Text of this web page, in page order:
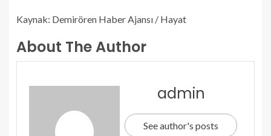
Kaynak: Demirören Haber Ajansı / Hayat
About The Author
admin
See author's posts